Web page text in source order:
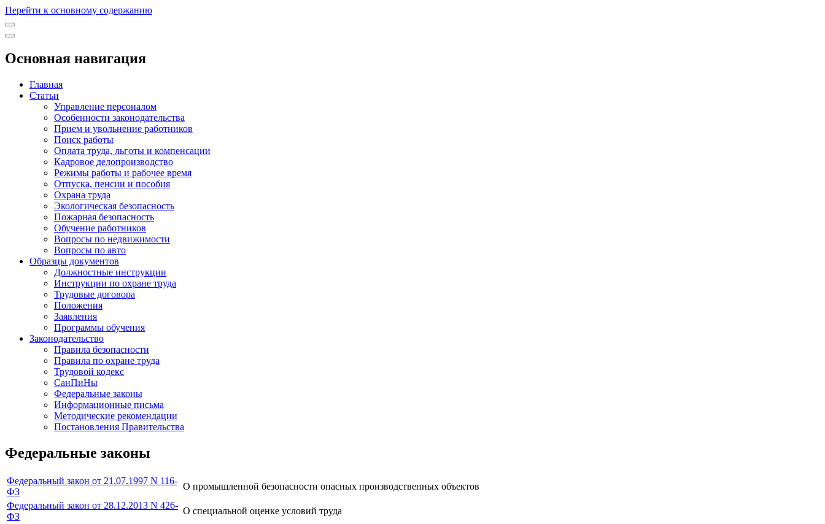
Перейти к основному содержанию
Основная навигация
Главная
Статьи
Управление персоналом
Особенности законодательства
Прием и увольнение работников
Поиск работы
Оплата труда, льготы и компенсации
Кадровое делопроизводство
Режимы работы и рабочее время
Отпуска, пенсии и пособия
Охрана труда
Экологическая безопасность
Пожарная безопасность
Обучение работников
Вопросы по недвижимости
Вопросы по авто
Образцы документов
Должностные инструкции
Инструкции по охране труда
Трудовые договора
Положения
Заявления
Программы обучения
Законодательство
Правила безопасности
Правила по охране труда
Трудовой кодекс
СанПиНы
Федеральные законы
Информационные письма
Методические рекомендации
Постановления Правительства
Федеральные законы
Федеральный закон от 21.07.1997 N 116-
ФЗ
О промышленной безопасности опасных производственных объектов
Федеральный закон от 28.12.2013 N 426-
ФЗ
О специальной оценке условий труда